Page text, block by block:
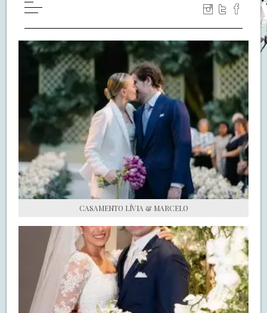
WILL YOU MARRY ME?
LUA DE MEL
COZINHA
DECORAÇÃO
DE NOIVA PRA NOIVA
S.O.S CASADAS
FALE COM O SAY I DO
CASAMENTO LÍVIA & MARCELO